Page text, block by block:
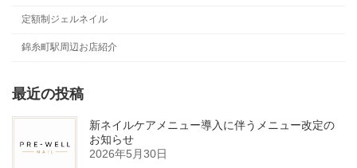
定額制ジェルネイル
錦糸町駅周辺お店紹介
最近の投稿
新ネイルケアメニュー導入に伴うメニュー改定の
お知らせ
2026年5月30日